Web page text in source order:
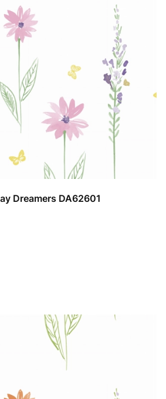
Dreamers DA62601